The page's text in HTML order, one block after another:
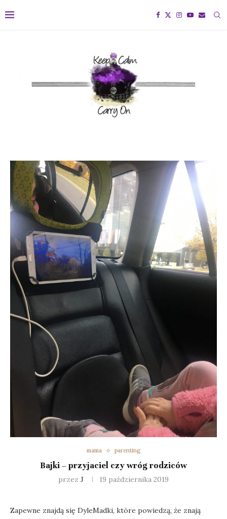
mama parenting
Bajki – przyjaciel czy wróg rodziców
przez J 19 października 2019
Zapewne znajdą się DyleMadki, które powiedzą, że znają